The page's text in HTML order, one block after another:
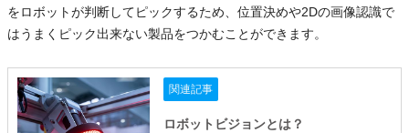
をロボットが判断してピックするため、位置決めや2Dの画像認識で
はうまくピック出来ない製品をつかむことができます。
関連記事
ロボットビジョンとは？